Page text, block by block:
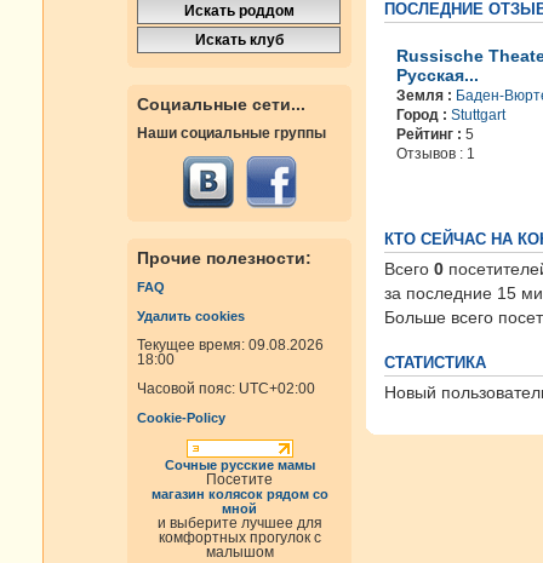
Социальные сети...
Наши социальные группы
Прочие полезности:
FAQ
Удалить cookies
Текущее время: 09.08.2026
18:00
Часовой пояс: UTC+02:00
Cookie-Policy
Сочные русские мамы
Посетите
магазин колясок рядом со
мной
и выберите лучшее для
комфортных прогулок с
малышом
ПОСЛЕДНИЕ
Russische
Русская...
Земля : Баден-
Город : Stuttgart
Рейтинг : 5
Отзывов : 1
КТО СЕЙЧАС НА
Всего 0
за последние 15
Больше всего
СТАТИСТИКА
Новый